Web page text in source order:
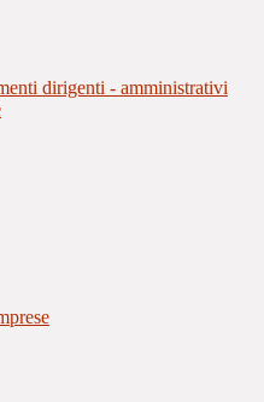
dirigenti - amministrativi